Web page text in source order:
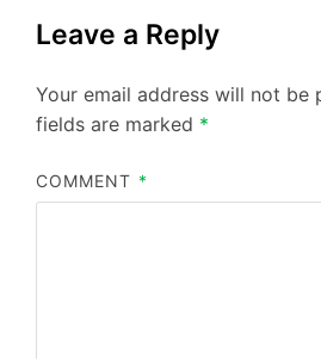
Leave a Reply
Your email address will not be
fields are marked *
COMMENT *